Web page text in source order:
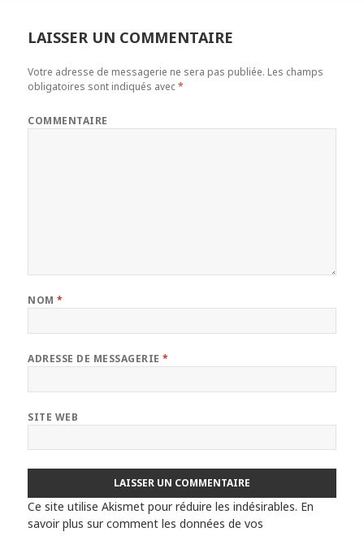
LAISSER UN COMMENTAIRE
Votre adresse de messagerie ne sera pas publiée. Les champs
obligatoires sont indiqués avec*
COMMENTAIRE
NOM*
ADRESSE DE MESSAGERIE*
SITE WEB
Ce site utilise Akismet pour réduire les indésirables. En
savoir plus sur comment les données de vos